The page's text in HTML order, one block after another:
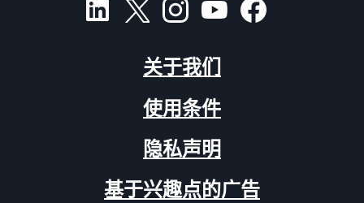
关于我们
使用条件
隐私声明
基于兴趣点的广告